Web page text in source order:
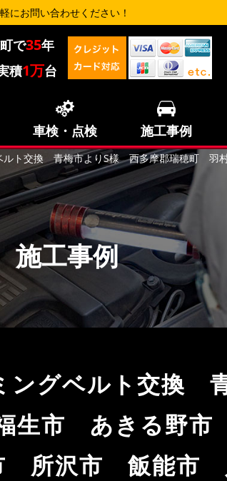
にお問い合わせください！
で35年
積1万台
車検・点検 施工事例
ルト交換 青梅市よりS様 西多摩郡瑞穂町
施工事例
ングベルト交換
生市 あきる野
所沢市 飯能市